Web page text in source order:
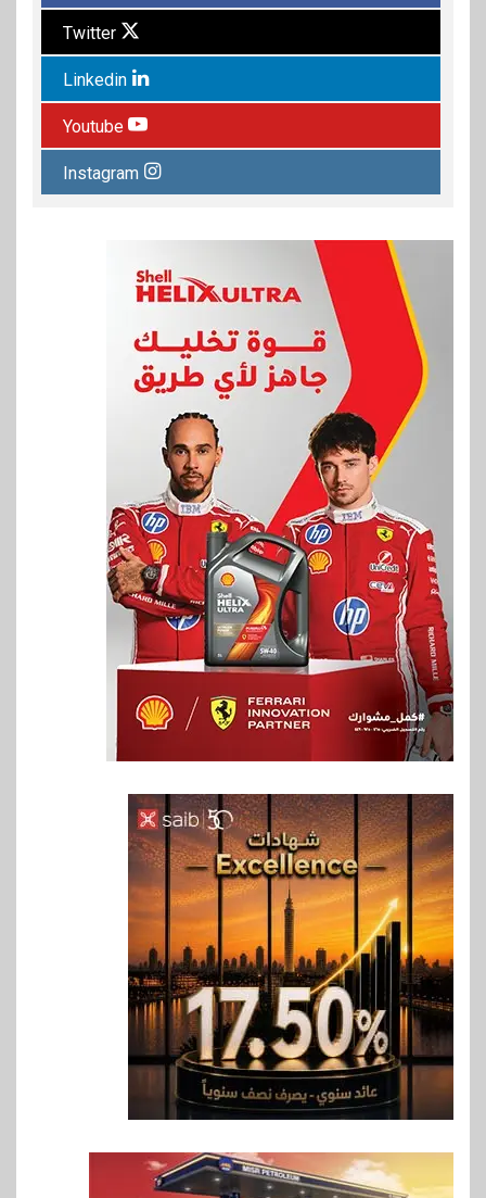
Twitter
Linkedin
Youtube
Instagram
6
اخبار
غرفة القاهرة تنظم ندوة إلكترونية
لدعم الصادرات وتحقيق
مستهدفات رؤية مصر 2030
7
بنوك
بنك مصر يشارك في فعالية اليوم
العالمي للشباب ويقدم العديد من
العروض المجانية
بنك QNB مصر يعزز جاهزية